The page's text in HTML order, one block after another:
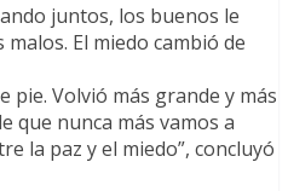
juntos, los buenos le
El miedo cambió de
pie. Volvió más grande y más
que nunca más vamos a
la paz y el miedo”, concluyó